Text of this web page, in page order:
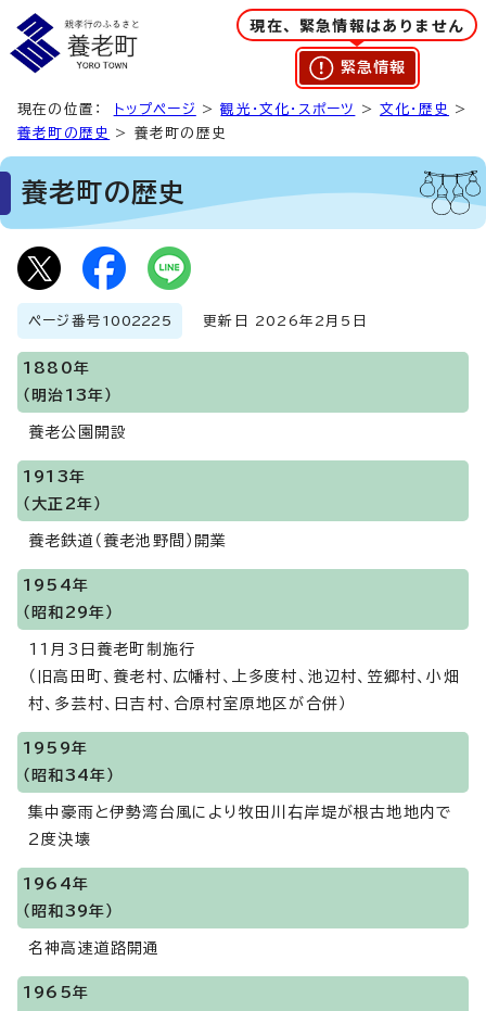
現在、緊急情報はありません
緊急情報
現在の位置： トップページ >観光・文化・スポーツ >文化・歴史
>
養老町の歴史
> 養老町の歴史
養老町の歴史
ページ番号 1002225 更新日 2026年2月5日
1880年
（明治13年）
養老公園開設
1913年
（大正2年）
養老鉄道（養老池野間）開業
1954年
（昭和29年）
11月3日養老町制施行
（旧高田町、養老村、広幡村、上多度村、池辺村、笠郷村、小畑
村、多芸村、日吉村、合原村室原地区が合併）
1959年
（昭和34年）
集中豪雨と伊勢湾台風により牧田川右岸堤が根古地地内で
2度決壊
1964年
（昭和39年）
名神高速道路開通
1965年